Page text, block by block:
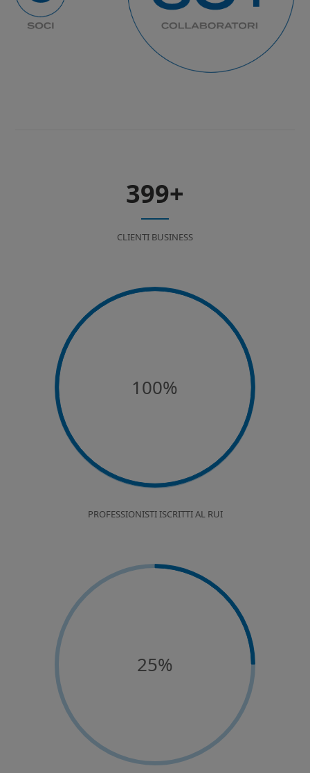
399+
CLIENTI BUSINESS
100%
PROFESSIONISTI ISCRITTI AL RUI
25%